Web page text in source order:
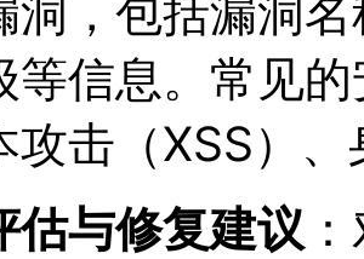
洞，包括漏洞
等信息。常见
攻击（XSS）
估与修复建议